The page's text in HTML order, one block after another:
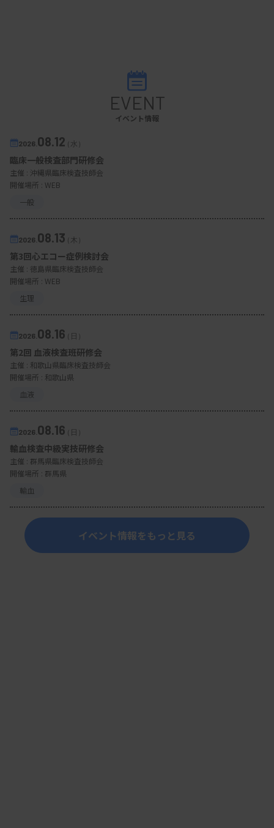
EVENT
イベント情報
2026. 08.12（水）
臨床一般検査部門研修会
主催 : 沖縄県臨床検査技師会
開催場所 : WEB
一般
2026. 08.13（木）
第3回心エコー症例検討会
主催 : 徳島県臨床検査技師会
開催場所 : WEB
生理
2026. 08.16（日）
第2回 血液検査班研修会
主催 : 和歌山県臨床検査技師会
開催場所 : 和歌山県
血液
2026. 08.16（日）
輸血検査中級実技研修会
主催 : 群馬県臨床検査技師会
開催場所 : 群馬県
輸血
イベント情報をもっと見る